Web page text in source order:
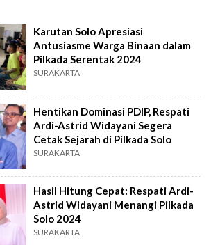
Karutan Solo Apresiasi
Antusiasme Warga Binaan dalam
Pilkada Serentak 2024
SURAKARTA
Hentikan Dominasi PDIP, Respati
Ardi-Astrid Widayani Segera
Cetak Sejarah di Pilkada Solo
SURAKARTA
Hasil Hitung Cepat: Respati Ardi-
Astrid Widayani Menangi Pilkada
Solo 2024
SURAKARTA